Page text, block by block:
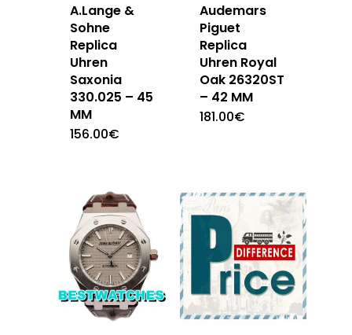
A.Lange &
Sohne
Replica
Uhren
Saxonia
330.025 – 45
MM
156.00€
Audemars
Piguet
Replica
Uhren Royal
Oak 26320ST
– 42 MM
181.00€